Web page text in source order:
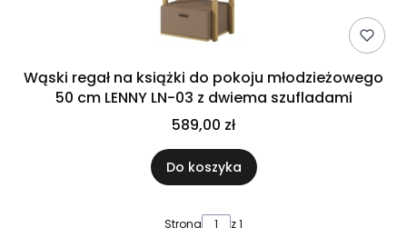
Wąski regał na książki do pokoju młodzieżowego
50 cm LENNY LN-03 z dwiema szufladami
589,00 zł
Do koszyka
Strona z 1